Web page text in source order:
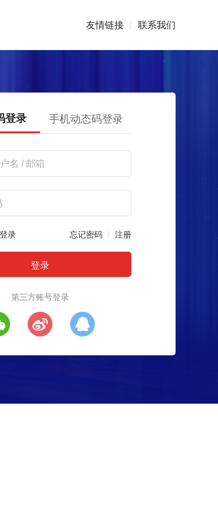
友情链接 | 联系我们
登录 手机动态码登录
录 忘记密码 注册
第三方账号登录